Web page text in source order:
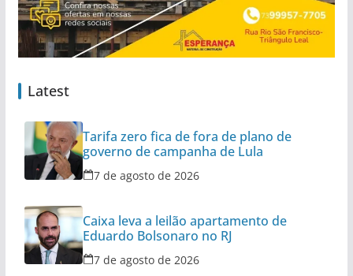
Latest
Tarifa zero fica de fora de plano de
governo de campanha de Lula
7 de agosto de 2026
Caixa leva a leilão apartamento de
Eduardo Bolsonaro no RJ
7 de agosto de 2026